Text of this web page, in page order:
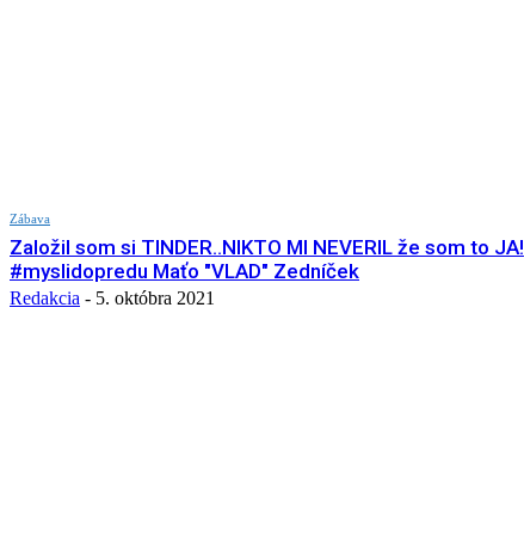
Zábava
Založil som si TINDER..NIKTO MI NEVERIL že som to JA!
#myslidopredu Maťo "VLAD" Zedníček
Redakcia - 5. októbra 2021